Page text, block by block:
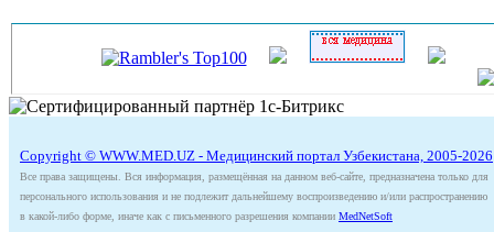
Copyright © WWW.MED.UZ - Медицинский портал Узбекистана, 2005-2026
Все права защищены. Вся информация, размещённая на данном веб-сайте, предназначена только для
персонального использования и не подлежит дальнейшему воспроизведению и/или распространению
в какой-либо форме, иначе как с письменного разрешения компании MedNetSoft